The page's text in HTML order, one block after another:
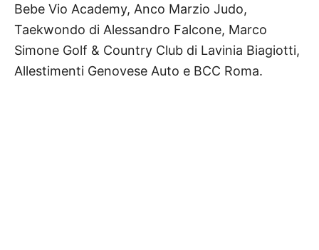
Bebe Vio Academy, Anco Marzio Judo,
Taekwondo di Alessandro Falcone, Marco
Simone Golf & Country Club di Lavinia Biagiotti,
Allestimenti Genovese Auto e BCC Roma.